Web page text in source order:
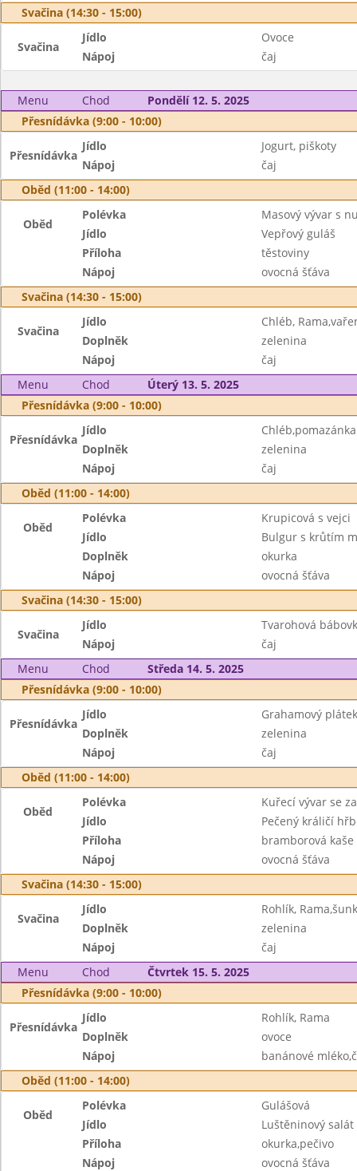
Svačina (14:30 - 15:00)
Svačina
Jídlo
Ovoce
Nápoj
čaj
Menu Chod
Pondělí 12. 5. 2025
Přesnídávka (9:00 - 10:00)
Přesnídávka
Jídlo
Jogurt, piškoty
Nápoj
čaj
Oběd (11:00 - 14:00)
Oběd
Polévka
Masový vývar s
Jídlo
Vepřový guláš
Příloha
těstoviny
Nápoj
ovocná šťáva
Svačina (14:30 - 15:00)
Svačina
Jídlo
Chléb,
Doplněk
zelenina
Nápoj
čaj
Menu
Chod
Úterý 13. 5. 2025
Přesnídávka (9:00 - 10:00)
Přesnídávka
Jídlo
Doplněk
zelenina
Nápoj
čaj
Oběd (11:00 - 14:00)
Oběd
Polévka
Krupicová s vejci
Jídlo
Bulgur s krůtím
Doplněk
okurka
Nápoj
ovocná šťáva
Svačina (14:30 - 15:00)
Svačina
Jídlo
Tvarohová
Nápoj
čaj
Menu
Chod
Středa 14. 5. 2025
Přesnídávka (9:00 - 10:00)
Přesnídávka
Jídlo
Grahamový
Doplněk
zelenina
Nápoj
čaj
Oběd (11:00 - 14:00)
Oběd
Polévka
Kuřecí vývar se
Jídlo
Pečený králičí
Příloha
bramborová kaše
Nápoj
ovocná šťáva
Svačina (14:30 - 15:00)
Svačina
Jídlo
Rohlík,
Doplněk
zelenina
Nápoj
čaj
Menu
Chod
Čtvrtek 15. 5. 2025
Přesnídávka (9:00 - 10:00)
Přesnídávka
Jídlo
Rohlík, Rama
Doplněk
ovoce
Nápoj
banánové
Oběd (11:00 - 14:00)
Oběd
Polévka
Gulášová
Jídlo
Luštěninový salát
Příloha
okurka,pečivo
Nápoj
ovocná šťáva